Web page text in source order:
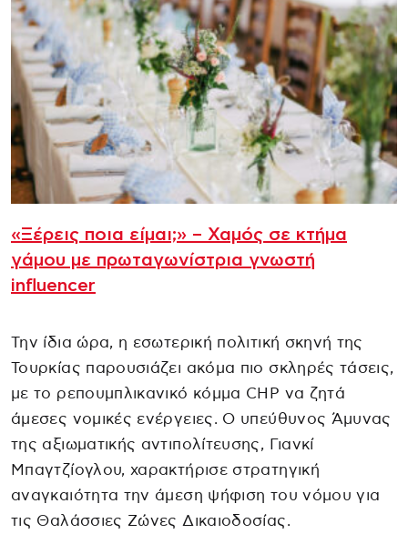
«Ξέρεις ποια είμαι;» – Χαμός σε κτήμα
γάμου με πρωταγωνίστρια γνωστή
influencer
Την ίδια ώρα, η εσωτερική πολιτική σκηνή της
Τουρκίας παρουσιάζει ακόμα πιο σκληρές τάσεις,
με το ρεπουμπλικανικό κόμμα CHP να ζητά
άμεσες νομικές ενέργειες. Ο υπεύθυνος Άμυνας
της αξιωματικής αντιπολίτευσης, Γιανκί
Μπαγτζίογλου, χαρακτήρισε στρατηγική
αναγκαιότητα την άμεση ψήφιση του νόμου για
τις Θαλάσσιες Ζώνες Δικαιοδοσίας.